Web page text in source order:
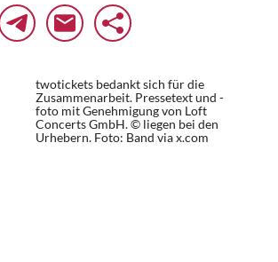
twotickets bedankt sich für die
Zusammenarbeit. Pressetext und -
foto mit Genehmigung von Loft
Concerts GmbH. © liegen bei den
Urhebern. Foto: Band via x.com